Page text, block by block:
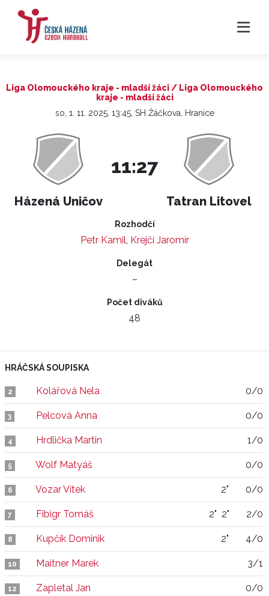
Liga Olomouckého kraje - mladší žáci / Liga Olomouckého
kraje - mladší žáci
so, 1. 11. 2025, 13:45, SH Žáčkova, Hranice
Házená Uničov
11:27
Tatran Litovel
Rozhodčí
Petr Kamil, Krejčí Jaromír
Delegát
–
Počet diváků
48
HRÁČSKÁ SOUPISKA
2 Kolářová Nela 0/0
3 Pelcová Anna 0/0
4 Hrdlička Martin 1/0
5 Wolf Matyáš 0/0
6 Vozar Vítek 2" 0/0
7 Fibigr Tomáš 2" 2" 2/0
8 Kupčík Dominik 2" 4/0
10 Maitner Marek 3/1
12 Zapletal Jan 0/0